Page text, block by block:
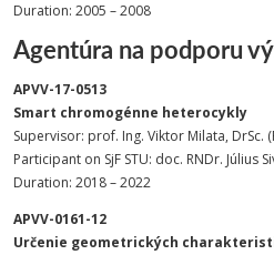
Duration: 2005 – 2008
Agentúra na podporu
APVV-17-0513
Smart chromogénne heterocykly
Supervisor: prof. Ing. Viktor Milata, DrSc.
Participant on SjF STU: doc. RNDr. Július
Duration: 2018 – 2022
APVV-0161-12
Určenie geometrických